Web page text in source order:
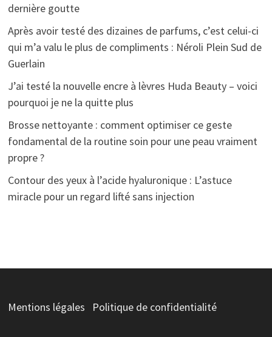
dernière goutte
Après avoir testé des dizaines de parfums, c’est celui-ci
qui m’a valu le plus de compliments : Néroli Plein Sud de
Guerlain
J’ai testé la nouvelle encre à lèvres Huda Beauty – voici
pourquoi je ne la quitte plus
Brosse nettoyante : comment optimiser ce geste
fondamental de la routine soin pour une peau vraiment
propre ?
Contour des yeux à l’acide hyaluronique : L’astuce
miracle pour un regard lifté sans injection
Mentions légales Politique de confidentialité